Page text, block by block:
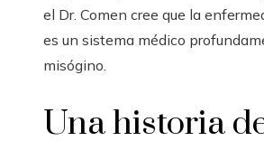
el Dr. Comen cree que la
es un sistema médico
misógino.
Una historia